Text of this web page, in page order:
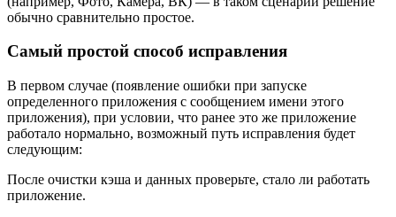
обычно сравнительно простое.
Самый простой способ исправления
В первом случае (появление ошибки при запуске
определенного приложения с сообщением имени этого
приложения), при условии, что ранее это же приложение
работало нормально, возможный путь исправления будет
следующим:
После очистки кэша и данных проверьте, стало ли работать
приложение.